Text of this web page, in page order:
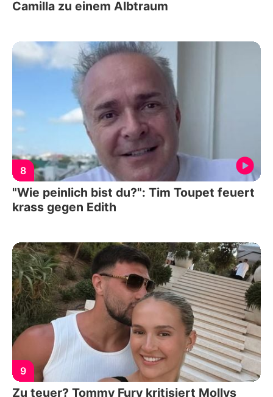
Camilla zu einem Albtraum
8
"Wie peinlich bist du?": Tim Toupet feuert
krass gegen Edith
9
Zu teuer? Tommy Fury kritisiert Mollys